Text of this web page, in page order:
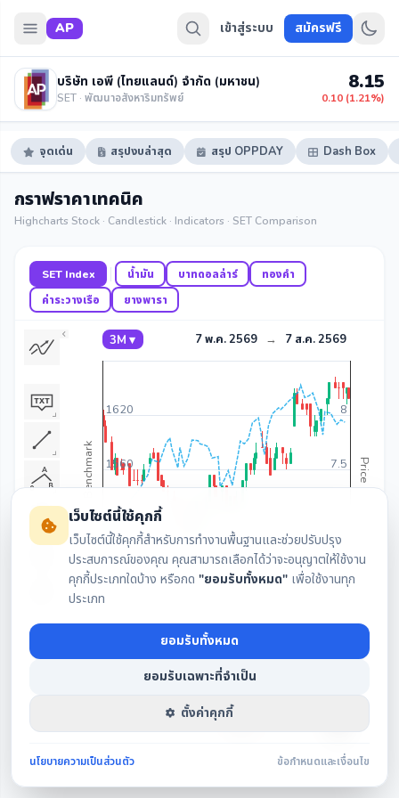
AP เข้าสู่ระบบ สมัครฟรี
บริษัท เอพี (ไทยแลนด์) จำกัด (มหาชน)
SET · พัฒนาอสังหาริมทรัพย์
8.15
0.10 (1.21%)
จุดเด่น สรุปงบล่าสุด สรุป OPPDAY Dash Box
กราฟราคาเทคนิค
Highcharts Stock · Candlestick · Indicators · SET Comparison
SET Index น้ำมัน บาทดอลล่าร์
ทองคำ
ค่าระวางเรือ
ยางพารา
Price
Benchmark
Volume
7 พ.ค. 2569 → 7 ส.ค. 2569
3M ▾
1 ก.ค. 2569
6.5
7.5
8
1440
1500
1560
1620
เว็บไซต์นี้ใช้คุกกี้
เว็บไซต์นี้ใช้คุกกี้สำหรับการทำงานพื้นฐานและช่วยปรับปรุง
ประสบการณ์ของคุณ คุณสามารถเลือกได้ว่าจะอนุญาตให้ใช้งาน
คุกกี้ประเภทใดบ้าง หรือกด "ยอมรับทั้งหมด" เพื่อใช้งานทุก
ประเภท
ยอมรับทั้งหมด
ยอมรับเฉพาะที่จำเป็น
ตั้งค่าคุกกี้
นโยบายความเป็นส่วนตัว ข้อกำหนดและเงื่อนไข